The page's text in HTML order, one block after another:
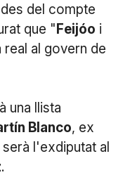
del compte
que " Feijóo i
real al govern de
una llista
Blanco, ex
l'exdiputat al
.